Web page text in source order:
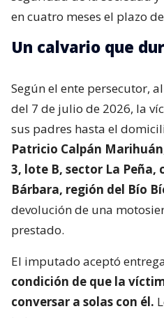
en cuatro meses el plazo
Un calvario que
Según el ente persecutor,
del 7 de julio de 2026, la
sus padres hasta el
Patricio Calpán Marihuán
3, lote B, sector La Peña,
Bárbara, región del Bío
devolución de una
prestado.
El imputado aceptó
condición de que la
conversar a solas con él.